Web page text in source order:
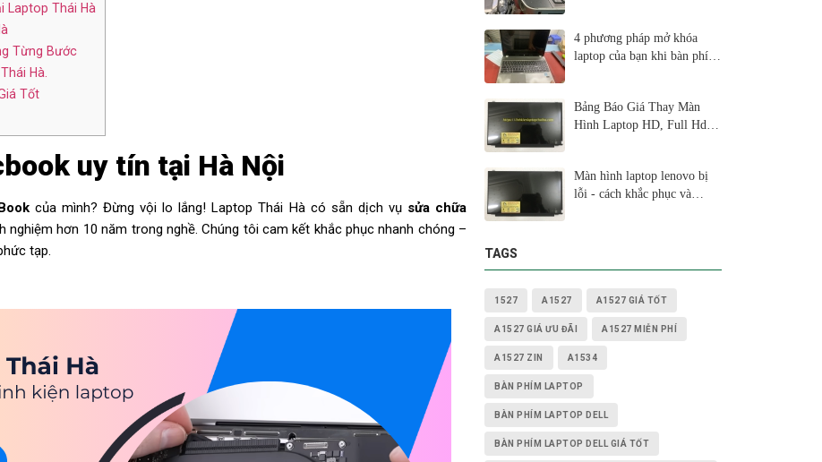
Laptop Thái Hà
Từng Bước
Hà.
Tốt
uy tín tại Hà Nội
của mình? Đừng vội lo lắng! Laptop Thái Hà có sẵn dịch vụ sửa chữa
nghiệm hơn 10 năm trong nghề. Chúng tôi cam kết khắc phục nhanh chóng –
tạp.
4 phương pháp mở khóa
laptop của bạn khi bàn phím
Bảng Báo Giá Thay Màn
Hình Laptop HD, Full Hd,
Màn hình laptop lenovo bị
lỗi - cách khắc phục và
TAGS
1527 A1527 A1527 GIÁ TỐT
A1527 GIÁ ƯU ĐÃI A1527 MIỄN PHÍ
A1527 ZIN A1534
BÀN PHÍM LAPTOP
BÀN PHÍM LAPTOP DELL
BÀN PHÍM LAPTOP DELL GIÁ TỐT